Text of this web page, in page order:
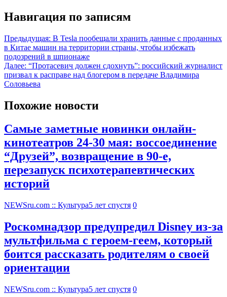
Навигация по записям
Предыдущая: В Tesla пообещали хранить данные с проданных
в Китае машин на территории страны, чтобы избежать
подозрений в шпионаже
Далее: “Протасевич должен сдохнуть”: российский журналист
призвал к расправе над блогером в передаче Владимира
Соловьева
Похожие новости
Самые заметные новинки онлайн-
кинотеатров 24-30 мая: воссоединение
“Друзей”, возвращение в 90-е,
перезапуск психотерапевтических
историй
NEWSru.com :: Культура5 лет спустя 0
Роскомнадзор предупредил Disney из-за
мультфильма c героем-геем, который
боится рассказать родителям о своей
ориентации
NEWSru.com :: Культура5 лет спустя 0